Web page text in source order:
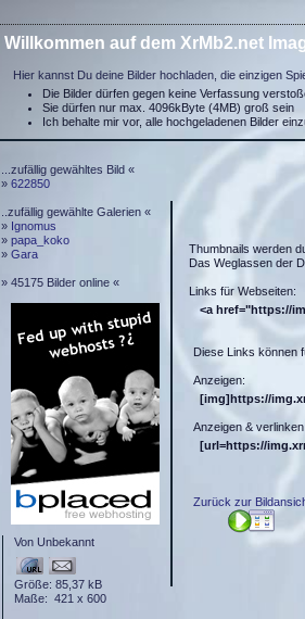
Willkommen auf dem XrMb2.net
Hier kannst Du deine Bilder hochladen, die einzigen
Die Bilder dürfen gegen keine Verfassung
Sie dürfen nur max. 4096kByte (4MB) groß sein
Ich behalte mir vor, alle hochgeladenen Bilder
...zufällig gewähltes Bild «
» 622850
..zufällig gewählte Galerien «
» Ignomus
» papa_koko
» Gara
» 45175 Bilder online «
Von Unbekannt
Größe: 85,37 kB
Maße: 421 x 600
Thumbnails werden
Das Weglassen der
Links für Webseiten:
<a href="https://
Diese Links können
Anzeigen:
[img]https://
Anzeigen & verlinken:
[url=https://
Zurück zur